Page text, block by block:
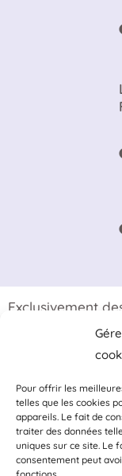
Pour offrir les
telles que les cookies
appareils. Le fait de
traiter des données
uniques sur ce site. Le
consentement peut
Exclusivement
une activité
CPF d’Agence
tarifs peuvent
peut douter de
par Gwendal